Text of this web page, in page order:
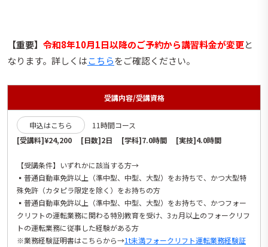
【重要】 令和8年10月1日以降のご予約から講習料金が変更と
なります。詳しくはこちらをご確認ください。
受講内容/受講資格
申込はこちら
11時間コース
[受講料]¥24,200 [日数]2日 [学科]7.0時間 [実技]4.0時間
【受講条件】いずれかに該当する方→
▪️普通自動車免許以上（準中型、中型、大型）をお持ちで、かつ大型特
殊免許（カタピラ限定を除く）をお持ちの方
▪️普通自動車免許以上（準中型、中型、大型）をお持ちで、かつフォー
クリフトの運転業務に関わる特別教育を受け、3ヵ月以上のフォークリフ
トの運転業務に従事した経験がある方
※業務経験証明書はこちらから→1t未満フォークリフト運転業務経験証